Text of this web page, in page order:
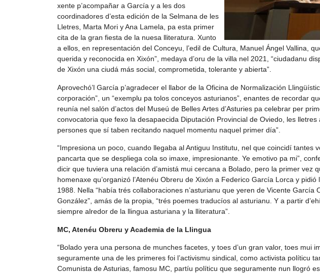
xente p’acompañar a García y a les dos
coordinadores d’esta edición de la Selmana de les
Lletres, Marta Mori y Ana Lamela, pa esta primer
cita de la gran fiesta de la nuesa lliteratura. Xunto
a ellos, en representación del Conceyu, l’edil de Cultura, Manuel Ángel Vallina,
querida y reconocida en Xixón”, medaya d’oru de la villa nel 2021, “ciudadanu
de Xixón una ciudá más social, comprometida, tolerante y abierta”.
Aprovechó’l García p’agradecer el llabor de la Oficina de Normalización
corporación”, un “exemplu pa tolos conceyos asturianos”, enantes de recordar
reunía nel salón d’actos del Museú de Belles Artes d’Asturies pa celebrar per
convocatoria que fexo la desapaecida Diputación Provincial de Oviedo, les lletres
persones que sí taben recitando naquel momentu naquel primer día”.
“Impresiona un poco, cuando llegaba al Antiguu Institutu, nel que coincidí tantes
pancarta que se despliega cola so imaxe, impresionante. Ye emotivo pa mi”,
dicir que tuviera una relación d’amistá mui cercana a Bolado, pero la primer vez
homenaxe qu’organizó l’Atenéu Obreru de Xixón a Federico García Lorca y
1988. Nella “había trés collaboraciones n’asturianu que yeren de Vicente García
González”, amás de la propia, “trés poemes traducíos al asturianu. Y a partir
siempre alredor de la llingua asturiana y la lliteratura”.
MC, Atenéu Obreru y Academia de la Llingua
“Bolado yera una persona de munches facetes, y toes d’un gran valor, toes mui
seguramente una de les primeres foi l’activismu sindical, como activista políticu
Comunista de Asturias, famosu MC, partíu políticu que seguramente nun llogró